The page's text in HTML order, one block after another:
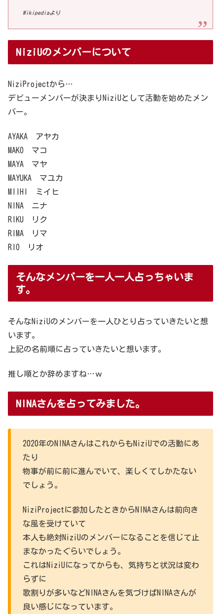
Wikipediaより
NiziUのメンバーについて
NiziProjectから…
デビューメンバーが決まりNiziUとして活動を始めたメン
バー。
AYAKA アヤカ
MAKO マコ
MAYA マヤ
MAYUKA マユカ
MIIHI ミイヒ
NINA ニナ
RIKU リク
RIMA リマ
RIO リオ
そんなメンバーを一人一人占っちゃいま
す。
そんなNiziUのメンバーを一人ひとり占っていきたいと想
います。
上記の名前順に占っていきたいと想います。
推し順とか辞めますね…ｗ
NINAさんを占ってみました。
2020年のNINAさんはこれからもNiziUでの活動にあ
たり
物事が前に前に進んでいて、楽しくてしかたない
でしょう。
NiziProjectに参加したときからNINAさんは前向き
な風を受けていて
本人も絶対NiziUのメンバーになることを信じて止
まなかったぐらいでしょう。
これはNiziUになってからも、気持ちと状況は変わ
らずに
歌割りが多いなどNINAさんを気づけばNINAさんが
良い感じになっています。